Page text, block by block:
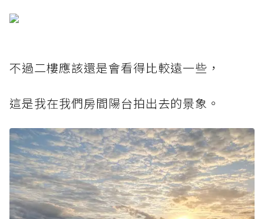
不過二樓應該還是會看得比較遠一些，
這是我在我們房間陽台拍出去的景象。